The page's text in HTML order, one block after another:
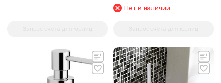
универсальная к стене 52 см
(решетка+решетка) 31060E
Нет в наличии